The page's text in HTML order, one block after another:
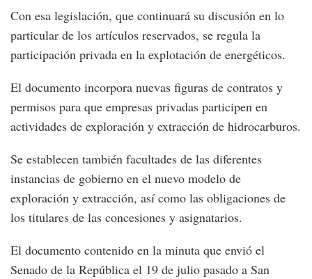
Con esa legislación, que continuará su discusión en lo
particular de los artículos reservados, se regula la
participación privada en la explotación de energéticos.
El documento incorpora nuevas figuras de contratos y
permisos para que empresas privadas participen en
actividades de exploración y extracción de hidrocarburos.
Se establecen también facultades de las diferentes
instancias de gobierno en el nuevo modelo de
exploración y extracción, así como las obligaciones de
los titulares de las concesiones y asignatarios.
El documento contenido en la minuta que envió el
Senado de la República el 19 de julio pasado a San